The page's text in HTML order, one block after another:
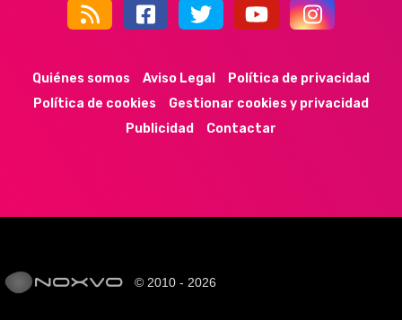
Quiénes somos Aviso Legal
Política de privacidad
Política de cookies
Gestionar cookies y privacidad
Publicidad
Contactar
© 2010 - 2026